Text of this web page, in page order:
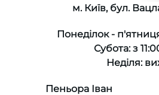
м. Київ, бул.
Понеділок -
Субота: з
Неділя:
Пеньора Іван